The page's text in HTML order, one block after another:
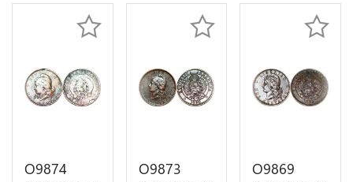
O9874
O9873
O9869